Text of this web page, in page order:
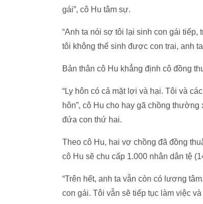
gái”, cô Hu tâm sự.
“Anh ta nói sợ tôi lại sinh con gái tiếp,
tôi không thể sinh được con trai, anh
Bản thân cô Hu khẳng định cô đồng
“Ly hôn có cả mặt lợi và hại. Tôi và
hôn”, cô Hu cho hay gã chồng
đứa con thứ hai.
Theo cô Hu, hai vợ chồng đã đồng
cô Hu sẽ chu cấp 1.000 nhân dân tệ
“Trên hết, anh ta vẫn còn có lương
con gái. Tôi vẫn sẽ tiếp tục làm việc